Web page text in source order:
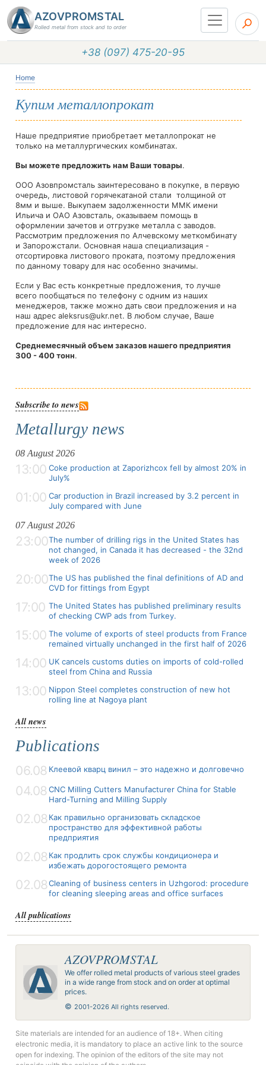
AZOVPROMSTAL
Rolled metal from stock and to order
+38 (097) 475-20-95
Home
Купим металлопрокат
Наше предприятие приобретает металлопрокат не
только на металлургических комбинатах.
Вы можете предложить нам Ваши товары.
ООО Азовпромсталь заинтересовано в покупке, в первую
очередь, листовой горячекатаной стали толщиной от
8мм и выше. Выкупаем задолженности ММК имени
Ильича и ОАО Азовсталь, оказываем помощь в
оформлении зачетов и отгрузке металла с заводов.
Рассмотрим предложения по Алчевскому меткомбинату
и Запорожстали. Основная наша специализация -
отсортировка листового проката, поэтому предложения
по данному товару для нас особенно значимы.
Если у Вас есть конкретные предложения, то лучше
всего пообщаться по телефону с одним из наших
менеджеров, также можно дать свои предложения и на
наш адрес aleksrus@ukr.net. В любом случае, Ваше
предложение для нас интересно.
Среднемесячный объем заказов нашего предприятия
300 - 400 тонн.
Subscribe to news
Metallurgy news
08 August 2026
13:00 Coke production at Zaporizhcox fell by almost 20% in
July%
01:00 Car production in Brazil increased by 3.2 percent in
July compared with June
07 August 2026
23:00The number of drilling rigs in the United States has
not changed, in Canada it has decreased - the 32nd
week of 2026
20:00The US has published the final definitions of AD and
CVD for fittings from Egypt
17:00 The United States has published preliminary results
of checking CWP ads from Turkey.
15:00 The volume of exports of steel products from France
remained virtually unchanged in the first half of 2026
14:00 UK cancels customs duties on imports of cold-rolled
steel from China and Russia
13:00 Nippon Steel completes construction of new hot
rolling line at Nagoya plant
All news
Publications
06.08 Клеевой кварц винил – это надежно и долговечно
04.08 CNC Milling Cutters Manufacturer China for Stable
Hard-Turning and Milling Supply
02.08 Как правильно организовать складское
пространство для эффективной работы
предприятия
02.08 Как продлить срок службы кондиционера и
избежать дорогостоящего ремонта
02.08Cleaning of business centers in Uzhgorod: procedure
for cleaning sleeping areas and office surfaces
All publications
AZOVPROMSTAL
We offer rolled metal products of various steel grades
in a wide range from stock and on order at optimal
prices.
© 2001-2026 All rights reserved.
Site materials are intended for an audience of 18+. When citing
electronic media, it is mandatory to place an active link to the source
open for indexing. The opinion of the editors of the site may not